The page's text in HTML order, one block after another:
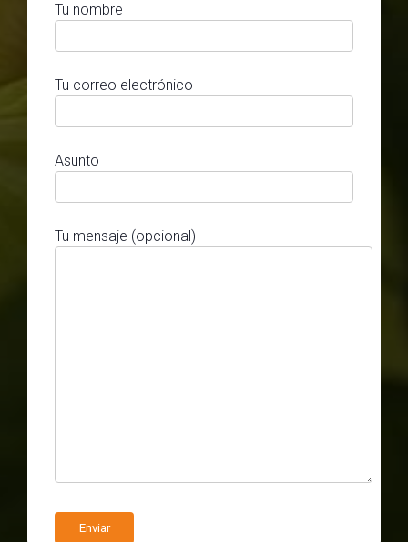
Tu nombre
Tu correo electrónico
Asunto
Tu mensaje (opcional)